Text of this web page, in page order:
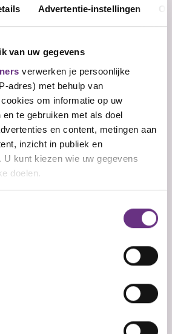
Advertentie-instellingen
van uw gegevens
verwerken je persoonlijke
adres) met behulp van
om informatie op uw
te gebruiken met als doel
en content, metingen aan
inzicht in publiek en
U kunt kiezen wie uw gegevens
doelen.
over uw geografische
identificeren door het actief te
eigenschappen (fingerprinting)
in het
detailgedeelte in.
En wil je een opleiding
onderwijs